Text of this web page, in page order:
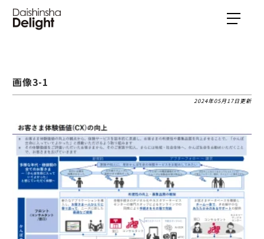
画像3-1
2024年05月17日更新